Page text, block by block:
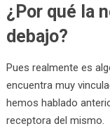
¿Por qué la
debajo?
Pues realmente es
encuentra muy
hemos hablado
receptora del mismo.